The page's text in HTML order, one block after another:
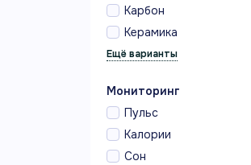
Карбон
Керамика
Мониторинг
Пульс
Калории
Сон